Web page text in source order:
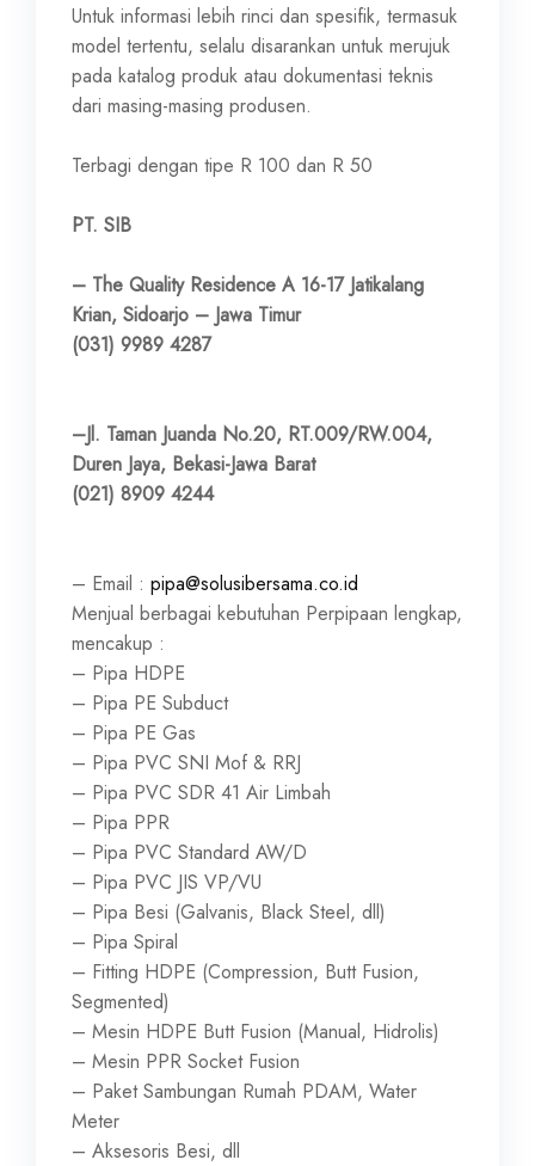
Untuk informasi lebih rinci dan spesifik, termasuk
model tertentu, selalu disarankan untuk merujuk
pada katalog produk atau dokumentasi teknis
dari masing-masing produsen.
Terbagi dengan tipe R 100 dan R 50
PT. SIB
– The Quality Residence A 16-17 Jatikalang
Krian, Sidoarjo – Jawa Timur
(031) 9989 4287
–Jl. Taman Juanda No.20, RT.009/RW.004,
Duren Jaya, Bekasi-Jawa Barat
(021) 8909 4244
– Email : pipa@solusibersama.co.id
Menjual berbagai kebutuhan Perpipaan lengkap,
mencakup :
– Pipa HDPE
– Pipa PE Subduct
– Pipa PE Gas
– Pipa PVC SNI Mof & RRJ
– Pipa PVC SDR 41 Air Limbah
– Pipa PPR
– Pipa PVC Standard AW/D
– Pipa PVC JIS VP/VU
– Pipa Besi (Galvanis, Black Steel, dll)
– Pipa Spiral
– Fitting HDPE (Compression, Butt Fusion,
Segmented)
– Mesin HDPE Butt Fusion (Manual, Hidrolis)
– Mesin PPR Socket Fusion
– Paket Sambungan Rumah PDAM, Water
Meter
– Aksesoris Besi, dll